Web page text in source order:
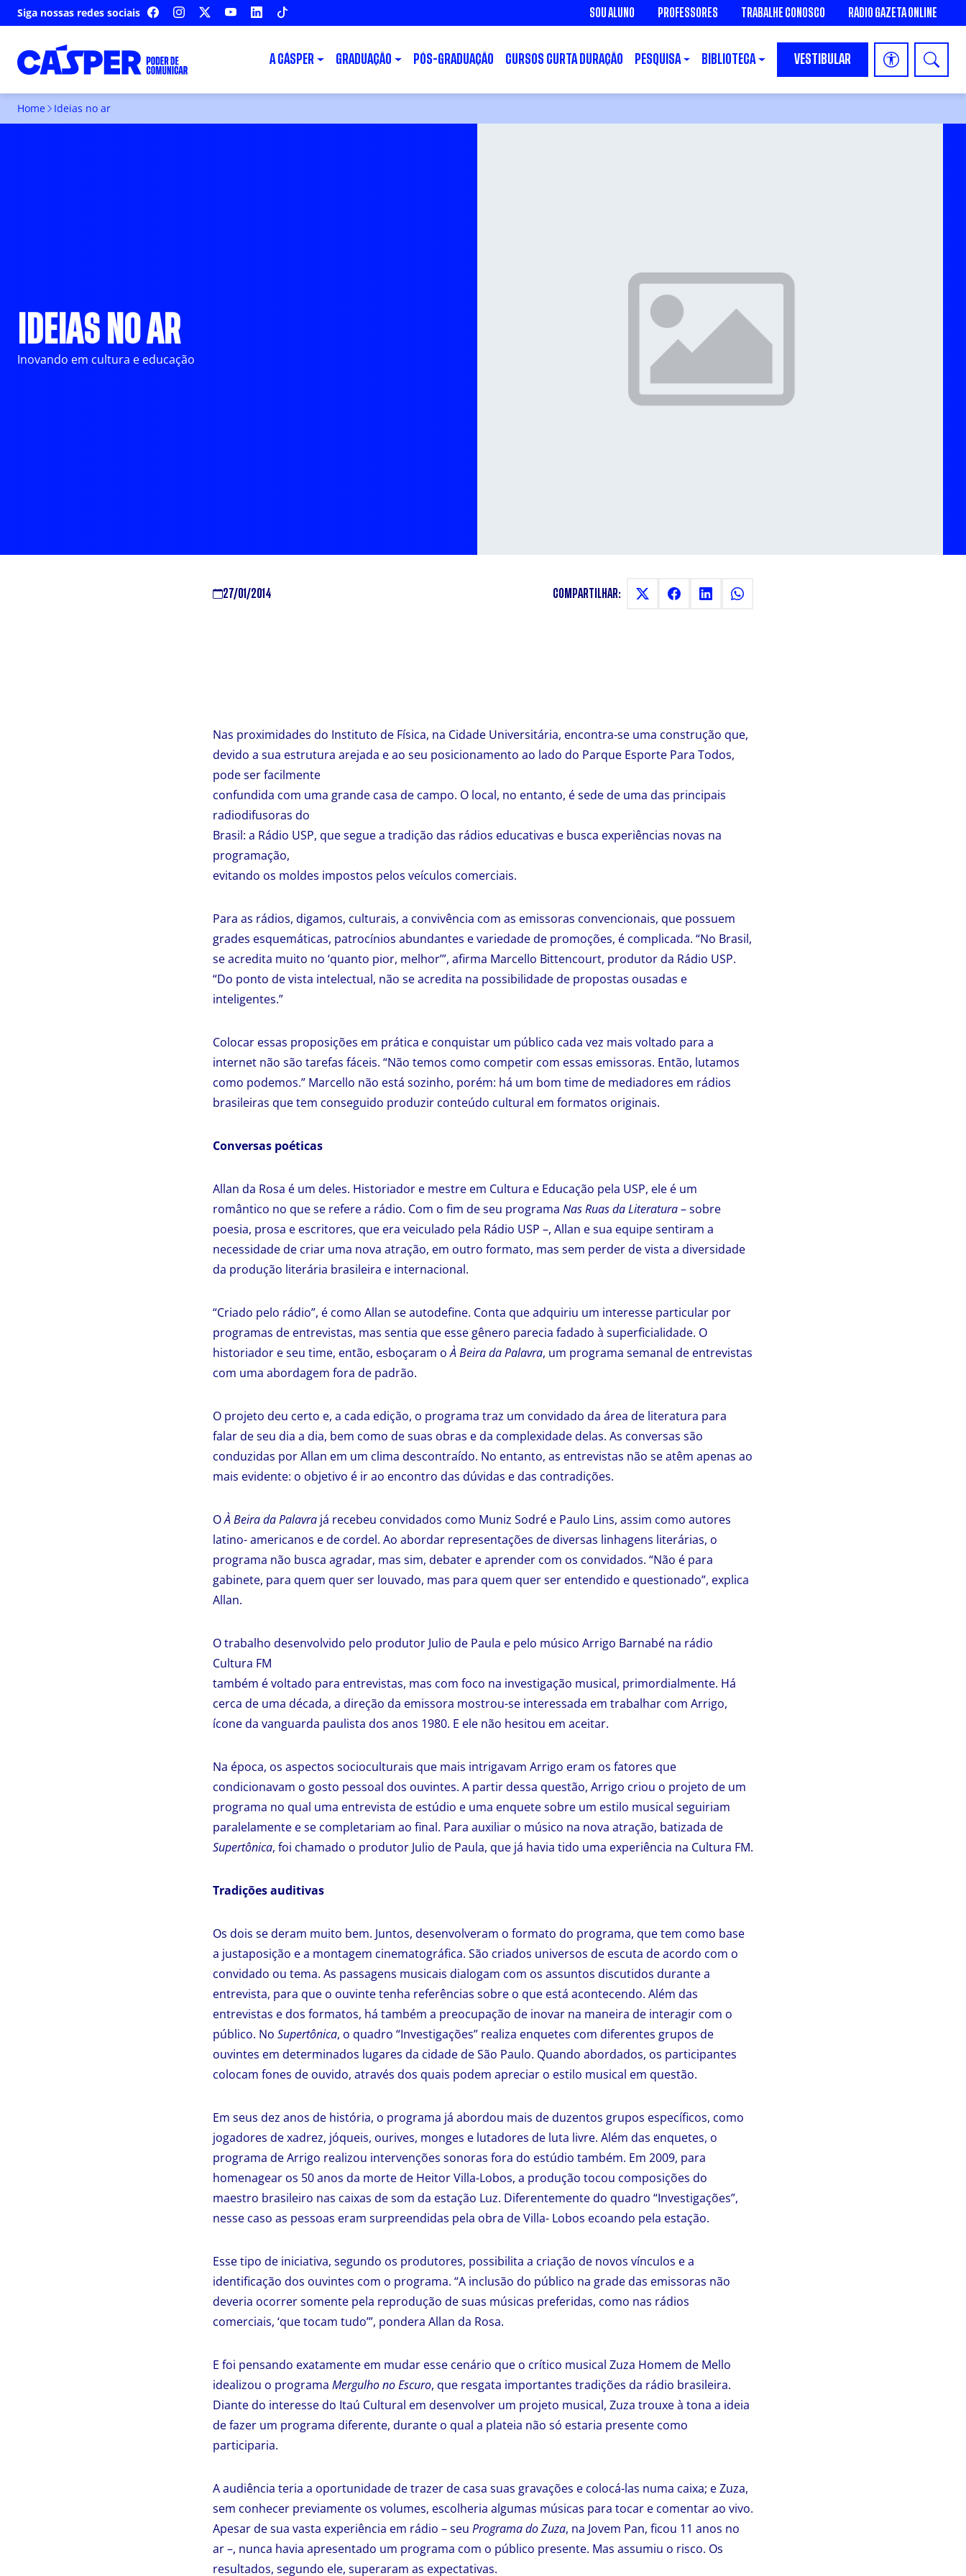
Siga nossas redes sociais FACEBOOKINSTAGRAM YOUTUBELINKEDIN SOU ALUNO PROFESSORES TRABALHE CONOSCO RÁDIO GAZETA ONLINE
A CÁSPER GRADUAÇÃO PÓS-GRADUAÇÃO CURSOS CURTA DURAÇÃO PESQUISA BIBLIOTECA VESTIBULAR
Home Ideias no ar
IDEIAS NO AR
Inovando em cultura e educação
27/01/2014 COMPARTILHAR:
Nas proximidades do Instituto de Física, na Cidade Universitária, encontra-se uma construção que,
devido a sua estrutura arejada e ao seu posicionamento ao lado do Parque Esporte Para Todos,
pode ser facilmente
confundida com uma grande casa de campo. O local, no entanto, é sede de uma das principais
radiodifusoras do
Brasil: a Rádio USP, que segue a tradição das rádios educativas e busca experiências novas na
programação,
evitando os moldes impostos pelos veículos comerciais.
Para as rádios, digamos, culturais, a convivência com as emissoras convencionais, que possuem
grades esquemáticas, patrocínios abundantes e variedade de promoções, é complicada. “No Brasil,
se acredita muito no ‘quanto pior, melhor’”, afirma Marcello Bittencourt, produtor da Rádio USP.
“Do ponto de vista intelectual, não se acredita na possibilidade de propostas ousadas e
inteligentes.”
Colocar essas proposições em prática e conquistar um público cada vez mais voltado para a
internet não são tarefas fáceis. “Não temos como competir com essas emissoras. Então, lutamos
como podemos.” Marcello não está sozinho, porém: há um bom time de mediadores em rádios
brasileiras que tem conseguido produzir conteúdo cultural em formatos originais.
Conversas poéticas
Allan da Rosa é um deles. Historiador e mestre em Cultura e Educação pela USP, ele é um
romântico no que se refere a rádio. Com o fim de seu programa Nas Ruas da Literatura– sobre
poesia, prosa e escritores, que era veiculado pela Rádio USP –, Allan e sua equipe sentiram a
necessidade de criar uma nova atração, em outro formato, mas sem perder de vista a diversidade
da produção literária brasileira e internacional.
“Criado pelo rádio”, é como Allan se autodefine. Conta que adquiriu um interesse particular por
programas de entrevistas, mas sentia que esse gênero parecia fadado à superficialidade. O
historiador e seu time, então, esboçaram oÀ Beira da Palavra, um programa semanal de entrevistas
com uma abordagem fora de padrão.
O projeto deu certo e, a cada edição, o programa traz um convidado da área de literatura para
falar de seu dia a dia, bem como de suas obras e da complexidade delas. As conversas são
conduzidas por Allan em um clima descontraído. No entanto, as entrevistas não se atêm apenas ao
mais evidente: o objetivo é ir ao encontro das dúvidas e das contradições.
OÀ Beira da Palavra já recebeu convidados como Muniz Sodré e Paulo Lins, assim como autores
latino- americanos e de cordel. Ao abordar representações de diversas linhagens literárias, o
programa não busca agradar, mas sim, debater e aprender com os convidados. “Não é para
gabinete, para quem quer ser louvado, mas para quem quer ser entendido e questionado”, explica
Allan.
O trabalho desenvolvido pelo produtor Julio de Paula e pelo músico Arrigo Barnabé na rádio
Cultura FM
também é voltado para entrevistas, mas com foco na investigação musical, primordialmente. Há
cerca de uma década, a direção da emissora mostrou-se interessada em trabalhar com Arrigo,
ícone da vanguarda paulista dos anos 1980. E ele não hesitou em aceitar.
Na época, os aspectos socioculturais que mais intrigavam Arrigo eram os fatores que
condicionavam o gosto pessoal dos ouvintes. A partir dessa questão, Arrigo criou o projeto de um
programa no qual uma entrevista de estúdio e uma enquete sobre um estilo musical seguiriam
paralelamente e se completariam ao final. Para auxiliar o músico na nova atração, batizada de
Supertônica, foi chamado o produtor Julio de Paula, que já havia tido uma experiência na Cultura FM.
Tradições auditivas
Os dois se deram muito bem. Juntos, desenvolveram o formato do programa, que tem como base
a justaposição e a montagem cinematográfica. São criados universos de escuta de acordo com o
convidado ou tema. As passagens musicais dialogam com os assuntos discutidos durante a
entrevista, para que o ouvinte tenha referências sobre o que está acontecendo. Além das
entrevistas e dos formatos, há também a preocupação de inovar na maneira de interagir com o
público. No Supertônica, o quadro “Investigações” realiza enquetes com diferentes grupos de
ouvintes em determinados lugares da cidade de São Paulo. Quando abordados, os participantes
colocam fones de ouvido, através dos quais podem apreciar o estilo musical em questão.
Em seus dez anos de história, o programa já abordou mais de duzentos grupos específicos, como
jogadores de xadrez, jóqueis, ourives, monges e lutadores de luta livre. Além das enquetes, o
programa de Arrigo realizou intervenções sonoras fora do estúdio também. Em 2009, para
homenagear os 50 anos da morte de Heitor Villa-Lobos, a produção tocou composições do
maestro brasileiro nas caixas de som da estação Luz. Diferentemente do quadro “Investigações”,
nesse caso as pessoas eram surpreendidas pela obra de Villa- Lobos ecoando pela estação.
Esse tipo de iniciativa, segundo os produtores, possibilita a criação de novos vínculos e a
identificação dos ouvintes com o programa. “A inclusão do público na grade das emissoras não
deveria ocorrer somente pela reprodução de suas músicas preferidas, como nas rádios
comerciais, ‘que tocam tudo’”, pondera Allan da Rosa.
E foi pensando exatamente em mudar esse cenário que o crítico musical Zuza Homem de Mello
idealizou o programa Mergulho no Escuro, que resgata importantes tradições da rádio brasileira.
Diante do interesse do Itaú Cultural em desenvolver um projeto musical, Zuza trouxe à tona a ideia
de fazer um programa diferente, durante o qual a plateia não só estaria presente como
participaria.
A audiência teria a oportunidade de trazer de casa suas gravações e colocá-las numa caixa; e Zuza,
sem conhecer previamente os volumes, escolheria algumas músicas para tocar e comentar ao vivo.
Apesar de sua vasta experiência em rádio – seu Programa do Zuza, na Jovem Pan, ficou 11 anos no
ar –, nunca havia apresentado um programa com o público presente. Mas assumiu o risco. Os
resultados, segundo ele, superaram as expectativas.